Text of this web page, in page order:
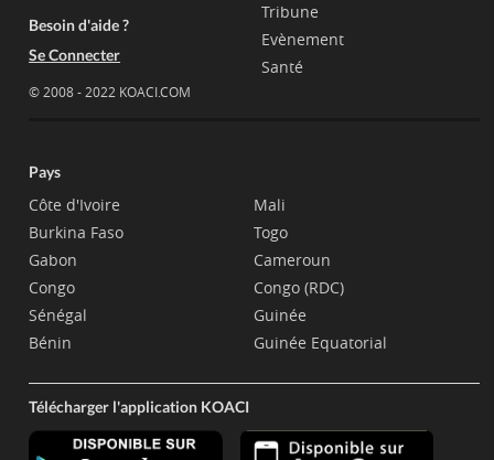
Besoin d'aide ?
Se Connecter
© 2008 - 2022 KOACI.COM
Tribune
Evènement
Santé
Pays
Côte d'Ivoire
Burkina Faso
Gabon
Congo
Sénégal
Bénin
Mali
Togo
Cameroun
Congo (RDC)
Guinée
Guinée Equatorial
Télécharger l'application KOACI